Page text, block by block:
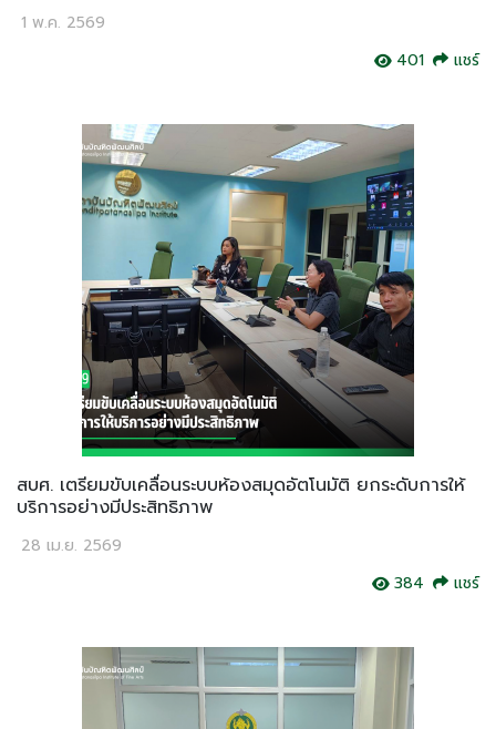
1 พ.ค. 2569
401
แชร์
สบศ. เตรียมขับเคลื่อนระบบห้องสมุดอัตโนมัติ ยกระดับการให้
บริการอย่างมีประสิทธิภาพ
28 เม.ย. 2569
384
แชร์